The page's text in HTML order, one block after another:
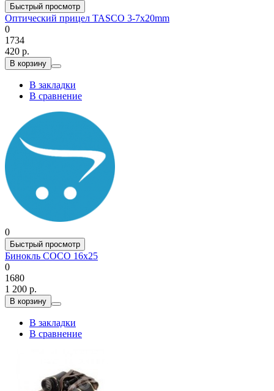
Быстрый просмотр
Оптический прицел TASCO 3-7х20mm
0
1734
420 р.
В корзину
В закладки
В сравнение
0
Быстрый просмотр
Бинокль COCO 16x25
0
1680
1 200 р.
В корзину
В закладки
В сравнение